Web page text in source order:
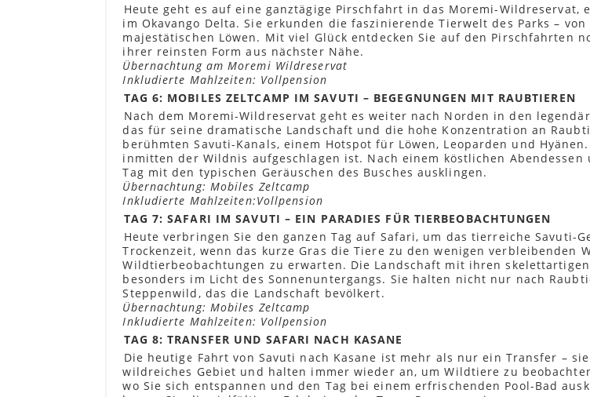
Heute geht es auf eine ganztägige Pirschfahrt in das Moremi-
im Okavango Delta. Sie erkunden die faszinierende Tierwelt des Parks –
majestätischen Löwen. Mit viel Glück entdecken Sie auf den Pirschfahrten
ihrer reinsten Form aus nächster Nähe.
Übernachtung am Moremi Wildreservat
Inkludierte Mahlzeiten: Vollpension
TAG 6: MOBILES ZELTCAMP IM SAVUTI – BEGEGNUNGEN MIT RAUBTIEREN
Nach dem Moremi-Wildreservat geht es weiter nach Norden in den
das für seine dramatische Landschaft und die hohe Konzentration an
berühmten Savuti-Kanals, einem Hotspot für Löwen, Leoparden und
inmitten der Wildnis aufgeschlagen ist. Nach einem köstlichen
Tag mit den typischen Geräuschen des Busches ausklingen.
Übernachtung: Mobiles Zeltcamp
Inkludierte Mahlzeiten:Vollpension
TAG 7: SAFARI IM SAVUTI – EIN PARADIES FÜR TIERBEOBACHTUNGEN
Heute verbringen Sie den ganzen Tag auf Safari, um das tierreiche Savuti-
Trockenzeit, wenn das kurze Gras die Tiere zu den wenigen verbleibenden
Wildtierbeobachtungen zu erwarten. Die Landschaft mit ihren
besonders im Licht des Sonnenuntergangs. Sie halten nicht nur nach
Steppenwild, das die Landschaft bevölkert.
Übernachtung: Mobiles Zeltcamp
Inkludierte Mahlzeiten: Vollpension
TAG 8: TRANSFER UND SAFARI NACH KASANE
Die heutige Fahrt von Savuti nach Kasane ist mehr als nur ein Transfer –
wildreiches Gebiet und halten immer wieder an, um Wildtiere zu
wo Sie sich entspannen und den Tag bei einem erfrischenden Pool-Bad